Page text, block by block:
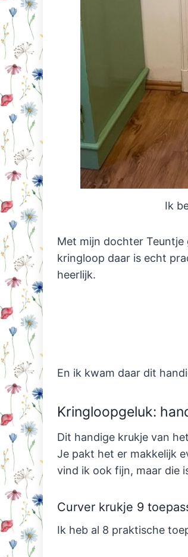
Ik
Met mijn dochter
kringloop daar is echt
heerlijk.
En ik kwam daar dit
Kringloopgeluk:
Dit handige krukje van
Je pakt het er makkelijk
vind ik ook fijn, maar die
Curver krukje 9
Ik heb al 8 praktische